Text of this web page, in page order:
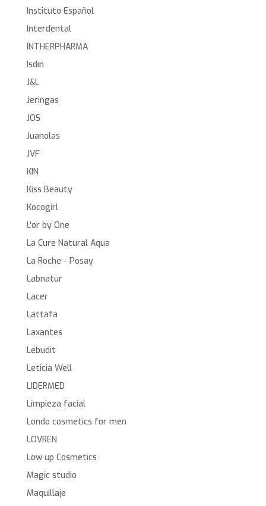
Instituto Español
Interdental
INTHERPHARMA
Isdin
J&L
Jeringas
JOS
Juanolas
JVF
KIN
Kiss Beauty
Kocogirl
L'or by One
La Cure Natural Aqua
La Roche - Posay
Labnatur
Lacer
Lattafa
Laxantes
Lebudit
Leticia Well
LIDERMED
Limpieza facial
Londo cosmetics for men
LOVREN
Low up Cosmetics
Magic studio
Maquillaje